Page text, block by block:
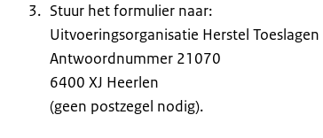
Stuur het formulier naar:
Uitvoeringsorganisatie Herstel Toeslagen
Antwoordnummer 21070
6400 XJ Heerlen
(geen postzegel nodig).